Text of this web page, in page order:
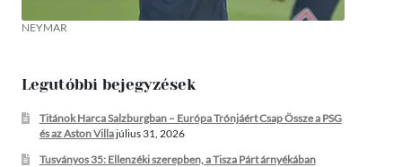
NEYMAR
Legutóbbi bejegyzések
Titánok Harca Salzburgban – Európa Trónjáért Csap Össze a PSG
és az Aston Villajúlius 31, 2026
Tusványos 35: Ellenzéki szerepben, a Tisza Párt árnyékában